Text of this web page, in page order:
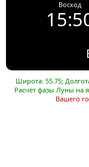
Восход
Широта: 55.75;
Расчет фазы Луны на
Вашего